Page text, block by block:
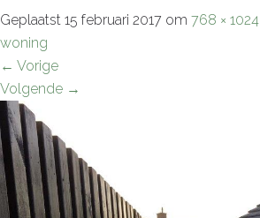
Geplaatst 15 februari 2017 om 768 × 1024
woning
← Vorige
Volgende →